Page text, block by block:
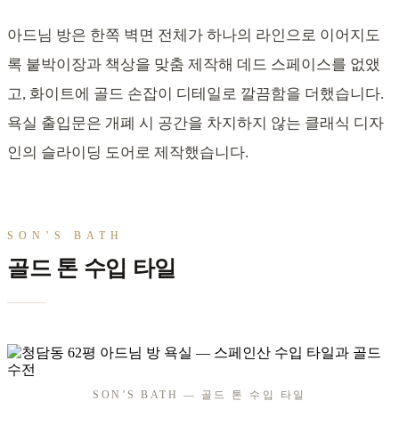
아드님 방은 한쪽 벽면 전체가 하나의 라인으로 이어지도
록 붙박이장과 책상을 맞춤 제작해 데드 스페이스를 없앴
고, 화이트에 골드 손잡이 디테일로 깔끔함을 더했습니다.
욕실 출입문은 개폐 시 공간을 차지하지 않는 클래식 디자
인의 슬라이딩 도어로 제작했습니다.
SON’S BATH
골드 톤 수입 타일
SON’S BATH — 골드 톤 수입 타일